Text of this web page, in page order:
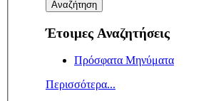
Έτοιμες Αναζητήσεις
Πρόσφατα Μηνύματα
Περισσότερα...